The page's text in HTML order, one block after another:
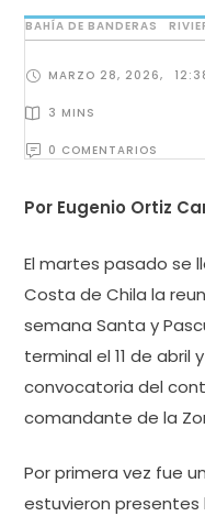
BAHÍA DE BANDERAS
MARZO 28, 2026,
3 MINS
0 COMENTARIOS
Por Eugenio Ortiz
El martes pasado se
Costa de Chila la
semana Santa y
terminal el 11 de abril
convocatoria del
comandante de la
Por primera vez fue
estuvieron